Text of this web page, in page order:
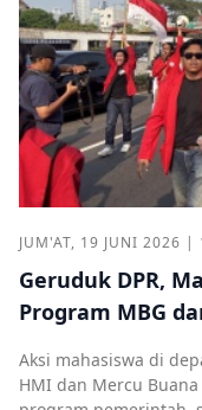
JUM'AT, 19 JUNI 2026 |
Geruduk DPR,
Program MBG
Aksi mahasiswa di
HMI dan Mercu